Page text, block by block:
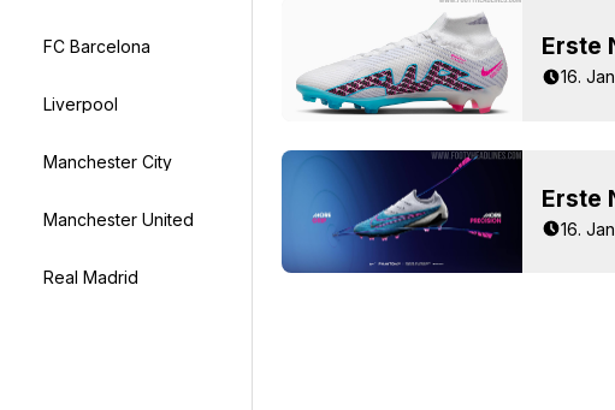
FC Barcelona
Liverpool
Manchester City
Manchester United
Real Madrid
16.
16.